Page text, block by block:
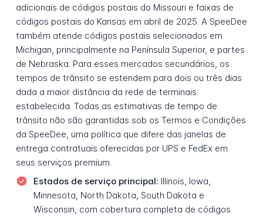
adicionais de códigos postais do Missouri e faixas de
códigos postais do Kansas em abril de 2025. A SpeeDee
também atende códigos postais selecionados em
Michigan, principalmente na Península Superior, e partes
de Nebraska. Para esses mercados secundários, os
tempos de trânsito se estendem para dois ou três dias
dada a maior distância da rede de terminais
estabelecida. Todas as estimativas de tempo de
trânsito não são garantidas sob os Termos e Condições
da SpeeDee, uma política que difere das janelas de
entrega contratuais oferecidas por UPS e FedEx em
seus serviços premium.
Estados de serviço principal: Illinois, Iowa,
Minnesota, North Dakota, South Dakota e
Wisconsin, com cobertura completa de códigos